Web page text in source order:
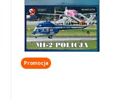
Promocja